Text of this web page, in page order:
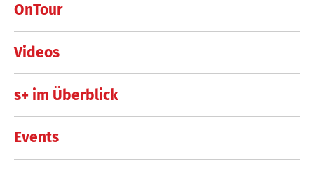
OnTour
Videos
s+ im Überblick
Events